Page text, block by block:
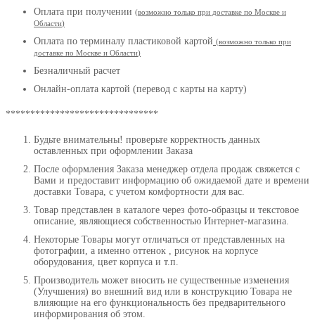
Оплата при получении (возможно только при доставке по Москве и
Области)
Оплата по терминалу пластиковой картой (возможно только при
доставке по Москве и Области)
Безналичный расчет
Онлайн-оплата картой (перевод с карты на карту)
*******************************
Будьте внимательны! проверьте корректность данных
оставленных при оформлении Заказа
После оформления Заказа менеджер отдела продаж свяжется с
Вами и предоставит информацию об ожидаемой дате и времени
доставки Товара, с учетом комфортности для вас.
Товар представлен в каталоге через фото-образцы и текстовое
описание, являющиеся собственностью Интернет-магазина.
Некоторые Товары могут отличаться от представленных на
фотографии, а именно оттенок , рисунок на корпусе
оборудования, цвет корпуса и т.п.
Производитель может вносить не существенные изменения
(Улучшения) во внешний вид или в конструкцию Товара не
влияющие на его функциональность без предварительного
информирования об этом.